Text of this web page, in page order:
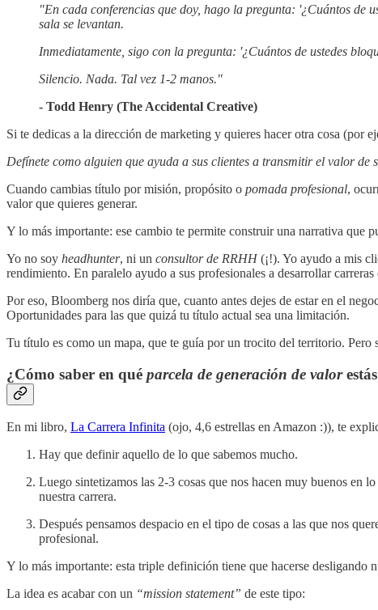
"En cada conferencias que doy, hago la pregunta: '¿Cuántos de
sala se levantan.
Inmediatamente, sigo con la pregunta: '¿Cuántos de ustedes
Silencio. Nada. Tal vez 1-2 manos."
- Todd Henry (The Accidental Creative)
Si te dedicas a la dirección de marketing y quieres hacer otra cosa (por
Defínete como alguien que ayuda a sus clientes a transmitir el valor de
Cuando cambias título por misión, propósito o pomada profesional,
valor que quieres generar.
Y lo más importante: ese cambio te permite construir una narrativa que
Yo no soy headhunter, ni un consultor de RRHH (¡!). Yo ayudo a mis
rendimiento. En paralelo ayudo a sus profesionales a desarrollar
Por eso, Bloomberg nos diría que, cuanto antes dejes de estar en el
Oportunidades para las que quizá tu título actual sea una limitación.
Tu título es como un mapa, que te guía por un trocito del territorio.
¿Cómo saber en qué parcela de generación de valor
En mi libro, La Carrera Infinita (ojo, 4,6 estrellas en Amazon :)), te
Hay que definir aquello de lo que sabemos mucho.
Luego sintetizamos las 2-3 cosas que nos hacen muy buenos en
nuestra carrera.
Después pensamos despacio en el tipo de cosas a las que nos
profesional.
Y lo más importante: esta triple definición tiene que hacerse desligando
La idea es acabar con un “mission statement” de este tipo: